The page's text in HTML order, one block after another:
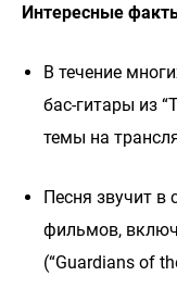
Интересные
В течение
бас-гитары из
темы на
Песня звучит в
фильмов,
(“Guardians of